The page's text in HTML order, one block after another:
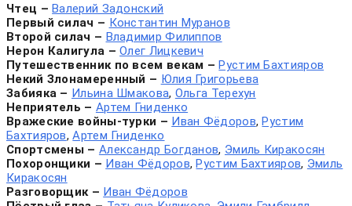
Чтец ­–Валерий Задонский
Первый силач ­– Константин Муранов
Второй силач ­– Владимир Филиппов
Нерон Калигула ­–Олег Лицкевич
Путешественник по всем векам ­–Рустим Бахтияров
Некий Злонамеренный ­– Юлия Григорьева
Забияка ­– Ильина Шмакова, Ольга Терехун
Неприятель ­– Артем Гниденко
Вражеские войны-турки ­– Иван Фёдоров,Рустим
Бахтияров,Артем Гниденко
Спортсмены ­– Александр Богданов, Эмиль Киракосян
Похоронщики ­– Иван Фёдоров,Рустим Бахтияров, Эмиль
Киракосян
Разговорщик ­– Иван Фёдоров